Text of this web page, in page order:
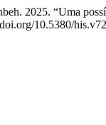
2025. “Uma
10.5380/